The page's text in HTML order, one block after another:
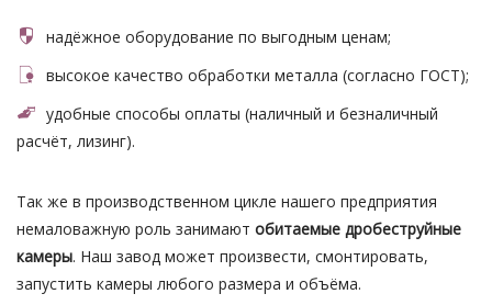
надёжное оборудование по выгодным ценам;
высокое качество обработки металла (согласно ГОСТ);
удобные способы оплаты (наличный и безналичный
расчёт, лизинг).
Так же в производственном цикле нашего предприятия
немаловажную роль занимают обитаемые дробеструйные
камеры. Наш завод может произвести, смонтировать,
запустить камеры любого размера и объёма.